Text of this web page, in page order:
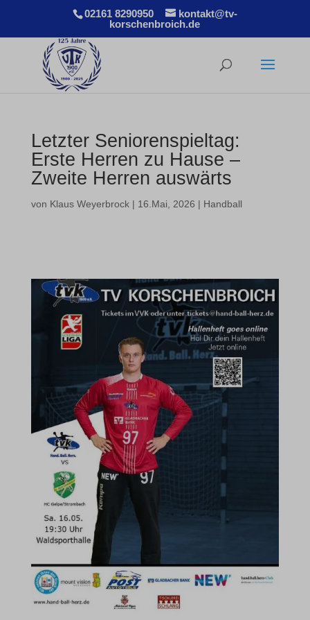
02161 8290950
kontakt@tv-
korschenbroich.de
Letzter Seniorenspieltag:
Erste Herren zu Hause –
Zweite Herren auswärts
von Klaus Weyerbrock| 16.Mai, 2026 | Handball